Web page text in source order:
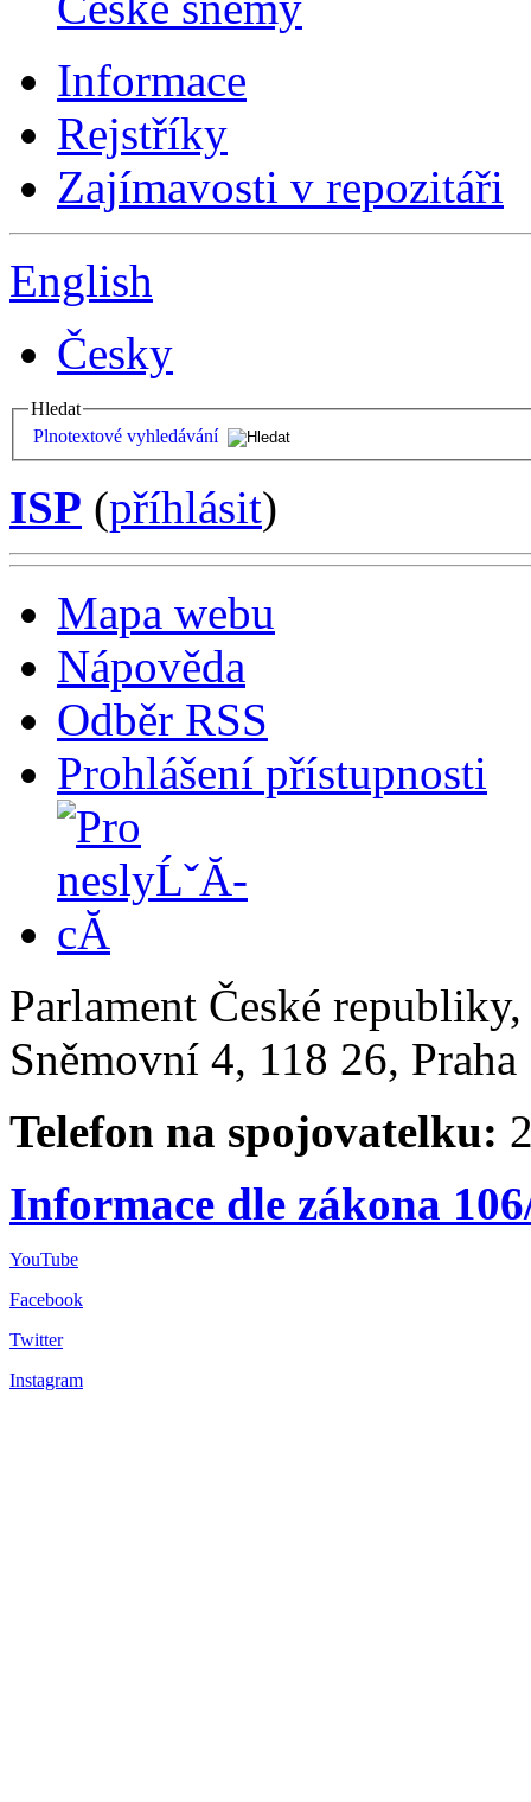
Informace
Rejstříky
Zajímavosti v repozitáři
English
Česky
Hledat
Plnotextové vyhledávání
ISP (příhlásit)
Mapa webu
Nápověda
Odběr RSS
Prohlášení přístupnosti
Parlament České
Sněmovní 4, 118 26,
Telefon na spojovatelku:
Informace dle zákona
YouTube
Facebook
Twitter
Instagram